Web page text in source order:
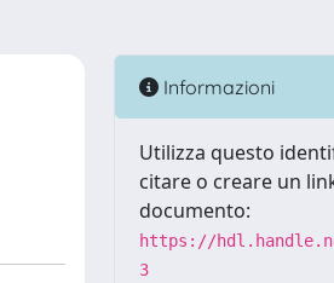
Informazioni
Utilizza questo
citare o creare un
documento:
https://
3